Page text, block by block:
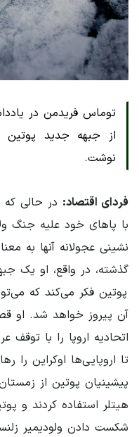
توماس فریدمن در
از جبهه جدید پوتین
نوشت.
فردای اقتصاد: در حالی که
با پاهای خود علیه جنگ
نشینی عجولانه آنها به
گذشته، در واقع، او یک
پوتین فکر می‌کند که
آن پیروز خواهد شد. او
اتحادیه اروپا را با
تا اروپایی‌ها اوکراین را
پیشینیان پوتین از
هیتلر استفاده کردند و
شکست دادن ولودیمیر